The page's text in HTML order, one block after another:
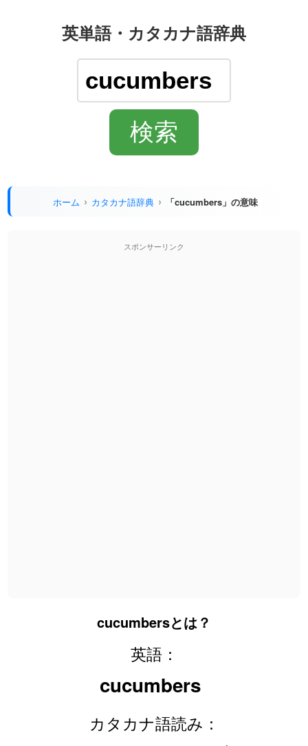
英単語・カタカナ語辞典
ホーム カタカナ語辞典 「cucumbers」の意味
スポンサーリンク
cucumbersとは？
英語：
cucumbers
カタカナ語読み：